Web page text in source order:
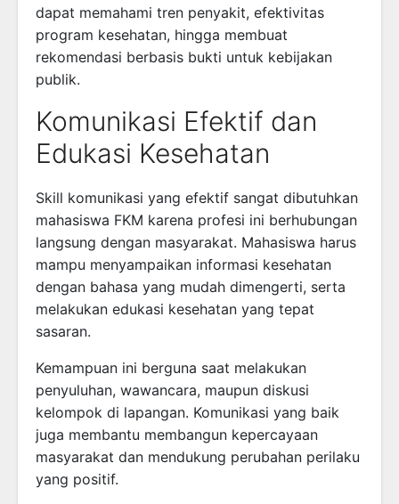
dapat memahami tren penyakit, efektivitas
program kesehatan, hingga membuat
rekomendasi berbasis bukti untuk kebijakan
publik.
Komunikasi Efektif dan
Edukasi Kesehatan
Skill komunikasi yang efektif sangat dibutuhkan
mahasiswa FKM karena profesi ini berhubungan
langsung dengan masyarakat. Mahasiswa harus
mampu menyampaikan informasi kesehatan
dengan bahasa yang mudah dimengerti, serta
melakukan edukasi kesehatan yang tepat
sasaran.
Kemampuan ini berguna saat melakukan
penyuluhan, wawancara, maupun diskusi
kelompok di lapangan. Komunikasi yang baik
juga membantu membangun kepercayaan
masyarakat dan mendukung perubahan perilaku
yang positif.